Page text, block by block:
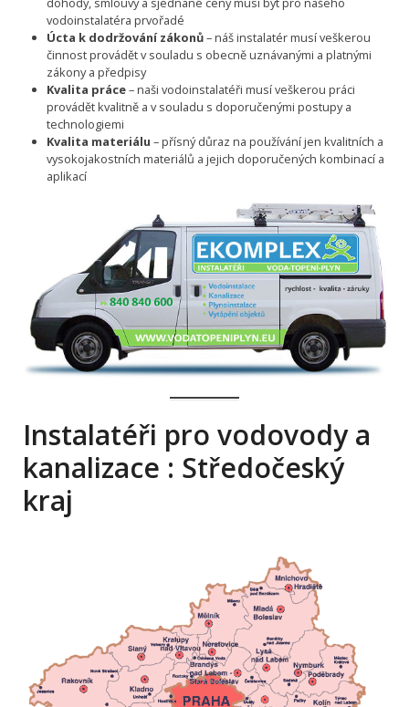
vodoinstalatéra prvořadé
Úcta k dodržování zákonů– náš instalatér musí veškerou
činnost provádět v souladu s obecně uznávanými a platnými
zákony a předpisy
Kvalita práce– naši vodoinstalatéři musí veškerou práci
provádět kvalitně a v souladu s doporučenými postupy a
technologiemi
Kvalita materiálu – přísný důraz na používání jen kvalitních a
vysokojakostních materiálů a jejich doporučených kombinací a
aplikací
Instalatéři pro vodovody a
kanalizace : Středočeský
kraj